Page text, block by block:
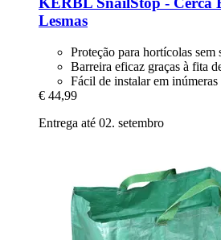
Lesmas
Proteção para hortícolas sem
Barreira eficaz graças à fita
Fácil de instalar em
€ 44,99
Entrega até 02. setembro